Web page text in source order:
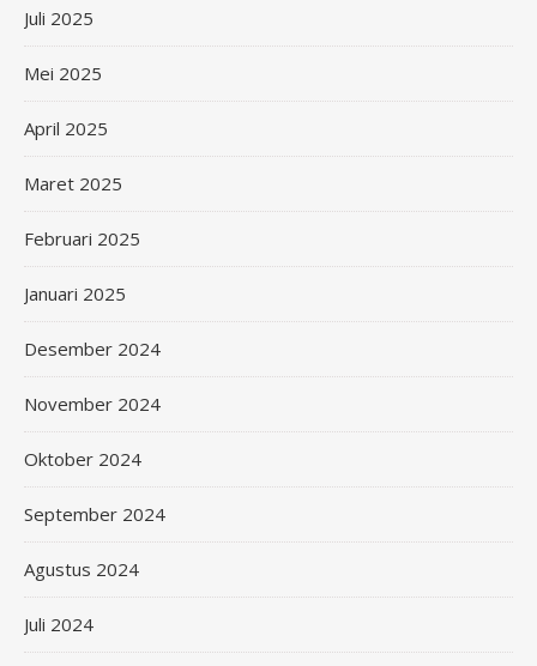
Juli 2025
Mei 2025
April 2025
Maret 2025
Februari 2025
Januari 2025
Desember 2024
November 2024
Oktober 2024
September 2024
Agustus 2024
Juli 2024